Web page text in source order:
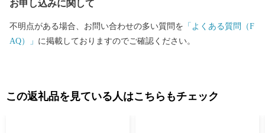
ことができます。遠いようで近いまち「霧島市」。多くの偉人が
癒されたこのまちで、みなさんも日ごろの疲れを癒してみません
さと職人技で注目を集めている「薩摩錫器」や「薩摩切子」など
お申し込みに関して
不明点がある場合、お問い合わせの多い質問を 「よくある質問（F
AQ）」 に掲載しておりますのでご確認ください。
この返礼品を見ている人はこちらもチェック